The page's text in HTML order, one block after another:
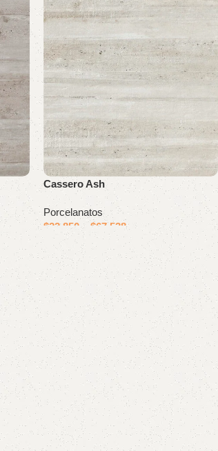
Cassero Ash
Porcelanatos
$22.850–$67.538